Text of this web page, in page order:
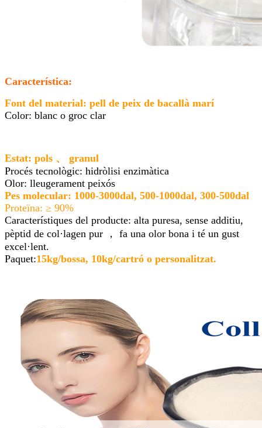
Característica:
Font del material: pell de peix de bacallà marí
Color: blanc o groc clar
Estat: pols 、 granul
Procés tecnològic: hidròlisi enzimàtica
Olor: lleugerament peixós
Pes molecular: 1000-3000dal, 500-1000dal, 300-500dal
Proteïna: ≥ 90%
Característiques del producte: alta puresa, sense additiu,
pèptid de col·lagen pur ， fa una olor bona i té un gust
excel·lent.
Paquet:15kg/bossa, 10kg/cartró o personalitzat.